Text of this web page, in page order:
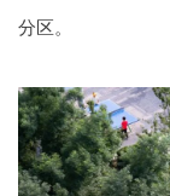
分区。